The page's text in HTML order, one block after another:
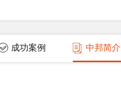
成功案例 中邦简介